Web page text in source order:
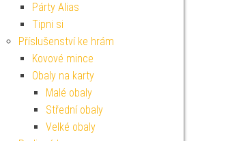
Párty Alias
Tipni si
Příslušenství ke hrám
Kovové mince
Obaly na karty
Malé obaly
Střední obaly
Velké obaly